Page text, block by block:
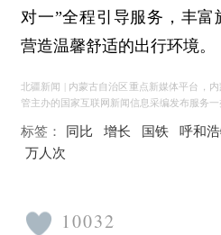
对一”全程引导服务，丰
营造温馨舒适的出行环境。
北疆新闻 | 内蒙古自治区重点新媒体平台，
管主办的国家互联网新闻信息采编发布服务一
标签： 同比 增长 国铁 呼和
万人次
10032